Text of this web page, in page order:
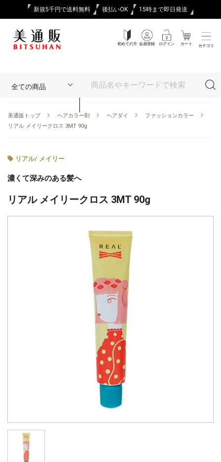
新規5千円で送料無料 後払いOK 15時まで即日発送
初めての方 会員登録 ログイン カート カテゴリ
美通販トップ ヘアカラー剤 ヘアダイ
ファッションカラー
リアル メイリークロス 3MT 90g
リアル/ メイリー
濃くて深みのある髪へ
リアル メイリークロス 3MT 90g